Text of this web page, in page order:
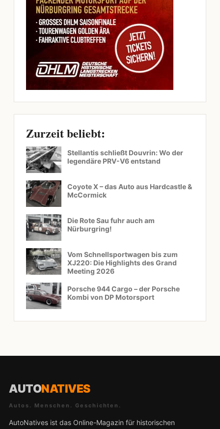
Zurzeit beliebt:
Stellantis schließt Douvrin: Wo der
legendäre PRV-V6 entstand
Coyote X – das Auto aus Hardcastle &
McCormick
Die Rote Sau fuhr auch am
Nürburgring!
Vom Schnellsportwagen bis zum
XJ220: Die Highlights des Grand
Meeting 2026
Porsche 944 Cargo – der Porsche
Kombi von DP Motorsport
AUTONATIVES
Autos. Menschen. Geschichten.
AutoNatives ist das Online-Magazin für historischen